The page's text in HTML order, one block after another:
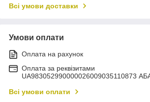
Всі умови доставки
Умови оплати
Оплата на рахунок
Оплата за реквізитами
UA983052990000026009035110873
Всі умови оплати